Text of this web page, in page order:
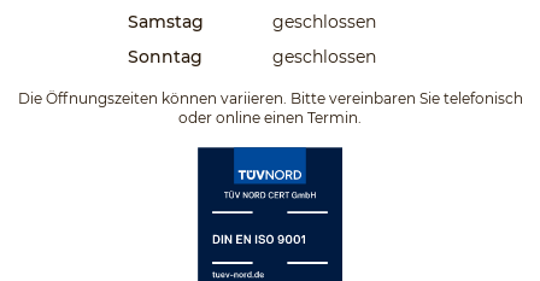
Samstag
geschlossen
Sonntag
geschlossen
Die Öffnungszeiten können variieren. Bitte vereinbaren Sie telefonisch
oder online einen Termin.